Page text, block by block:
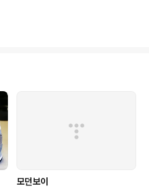
저렴하기 때문이
941원, 1.6ℓ짜
위로 환산하면 병
었다. '페트병은
이다. ▶왜 비싼
이 불가능하고, 일
모던보이